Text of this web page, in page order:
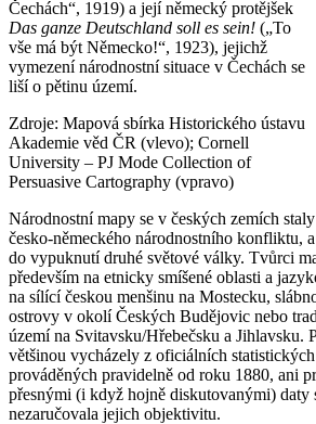
Čechách“, 1919) a její německý protějšek
Das ganze Deutschland soll es sein! („To
vše má být Německo!“, 1923), jejichž
vymezení národnostní situace v Čechách se
liší o pětinu území.
Zdroje: Mapová sbírka Historického ústavu
Akademie věd ČR (vlevo); Cornell
University – PJ Mode Collection of
Persuasive Cartography (vpravo)
Národnostní mapy se v českých zemích
česko-německého národnostního konfliktu,
do vypuknutí druhé světové války. Tvůrci
především na etnicky smíšené oblasti a
na sílící českou menšinu na Mostecku,
ostrovy v okolí Českých Budějovic nebo
území na Svitavsku/Hřebečsku a Jihlavsku.
většinou vycházely z oficiálních
prováděných pravidelně od roku 1880, ani
přesnými (i když hojně diskutovanými) daty
nezaručovala jejich objektivitu.